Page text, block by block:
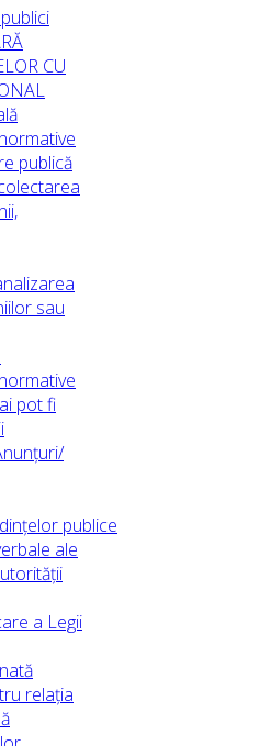
CU
publică
sau
pot fi
publice
ale
a Legii
relația